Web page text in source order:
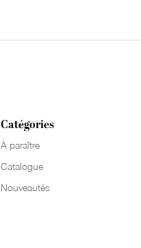
Catégories
À paraître
Catalogue
Nouveautés